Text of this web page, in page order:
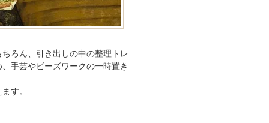
ろん、引き出しの中の整理トレ
手芸やビーズワークの一時置き
す。